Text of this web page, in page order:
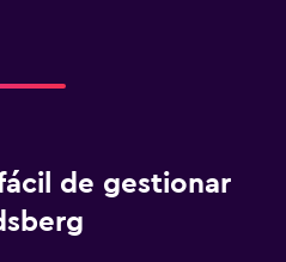
de gestionar